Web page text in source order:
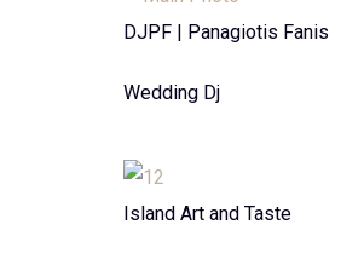
DJPF | Panagiotis Fanis
Wedding Dj
Island Art and Taste